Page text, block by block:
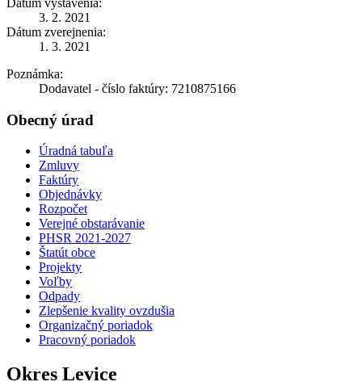
3. 2. 2021
Dátum zverejnenia:
1. 3. 2021
Poznámka:
Dodavatel - číslo faktúry: 7210875166
Obecný úrad
Úradná tabuľa
Zmluvy
Faktúry
Objednávky
Rozpočet
Verejné obstarávanie
PHSR 2021-2027
Štatút obce
Projekty
Voľby
Odpady
Zlepšenie kvality ovzdušia
Organizačný poriadok
Pracovný poriadok
Okres Levice